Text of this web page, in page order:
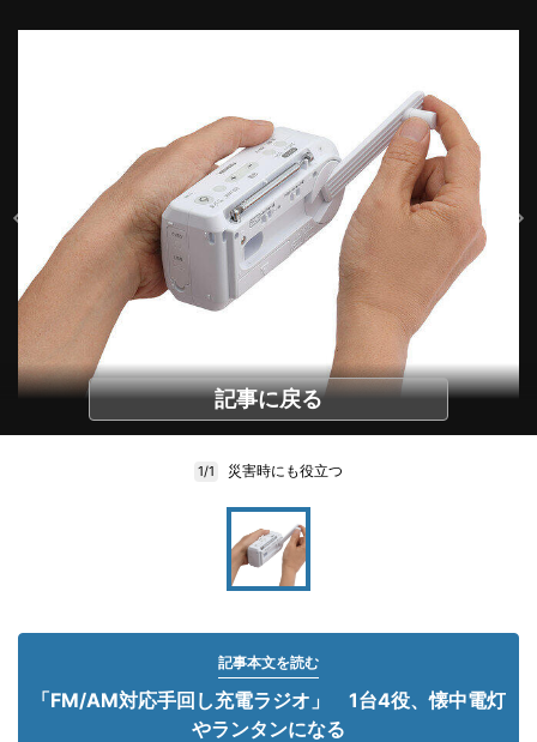
記事に戻る
1/1 災害時にも役立つ
記事本文を読む
「FM/AM対応手回し充電ラジオ」 1台4役、懐中電灯
やランタンになる